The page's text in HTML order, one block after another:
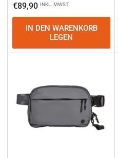
Normaler
Preis
€89,90 INKL. MWST
IN DEN WARENKORB
LEGEN